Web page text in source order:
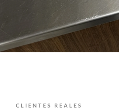
CLIENTES REALES